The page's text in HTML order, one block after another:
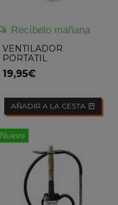
Recíbelo mañana
VENTILADOR
PORTATIL
19,95€
AÑADIR A LA CESTA
Nuevo